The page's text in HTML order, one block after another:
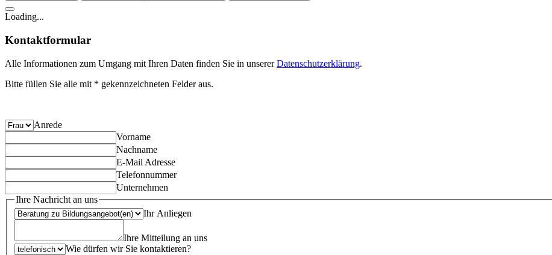
Loading...
Kontaktformular
Alle Informationen zum Umgang mit Ihren Daten finden Sie in unsererDatenschutzerklärung.
Bitte füllen Sie alle mit * gekennzeichneten Felder aus.
Anrede
Vorname
Nachname
E-Mail Adresse
Telefonnummer
Unternehmen
Ihre Nachricht an uns
Ihr Anliegen
Ihre Mitteilung an uns
Wie dürfen wir Sie kontaktieren?